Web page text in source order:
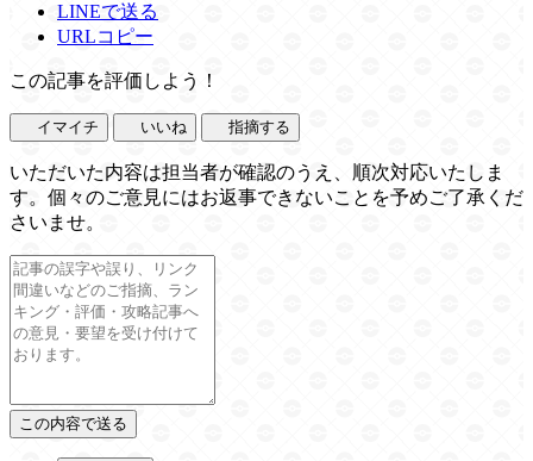
LINEで送る
URLコピー
この記事を評価しよう！
イマイチ いいね 指摘する
いただいた内容は担当者が確認のうえ、順次対応いたしま
す。個々のご意見にはお返事できないことを予めご了承くだ
さいませ。